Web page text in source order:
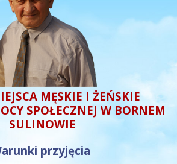
MĘSKIE I ŻEŃSKIE
SPOŁECZNEJ W BORNEM
SULINOWIE
przyjęcia